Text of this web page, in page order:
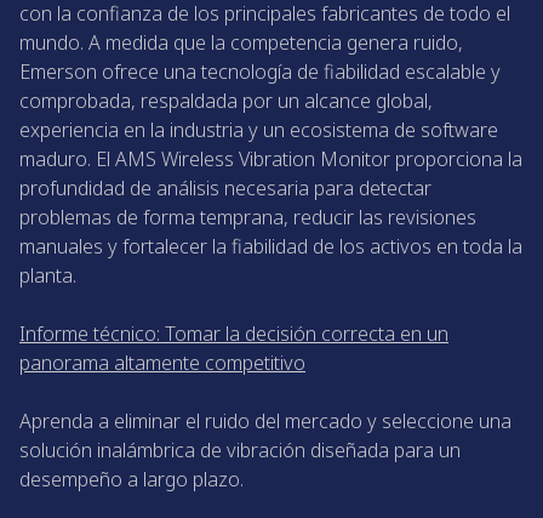
con la confianza de los principales fabricantes de todo el
mundo. A medida que la competencia genera ruido,
Emerson ofrece una tecnología de fiabilidad escalable y
comprobada, respaldada por un alcance global,
experiencia en la industria y un ecosistema de software
maduro. El AMS Wireless Vibration Monitor proporciona la
profundidad de análisis necesaria para detectar
problemas de forma temprana, reducir las revisiones
manuales y fortalecer la fiabilidad de los activos en toda la
planta.
Informe técnico: Tomar la decisión correcta en un
panorama altamente competitivo
Aprenda a eliminar el ruido del mercado y seleccione una
solución inalámbrica de vibración diseñada para un
desempeño a largo plazo.